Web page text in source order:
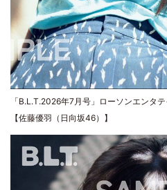
「B.L.T.2026年7月号」ローソンエンタ
【佐藤優羽（日向坂46）】